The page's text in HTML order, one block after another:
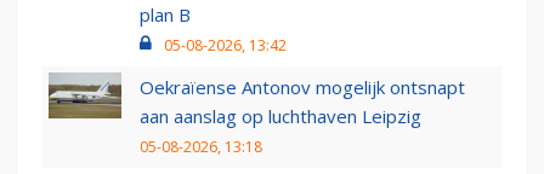
plan B
05-08-2026, 13:42
Oekraïense Antonov mogelijk ontsnapt
aan aanslag op luchthaven Leipzig
05-08-2026, 13:18